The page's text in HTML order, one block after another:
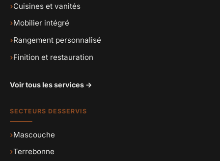
›Cuisines et vanités
›Mobilier intégré
›Rangement personnalisé
›Finition et restauration
Voir tous les services →
SECTEURS DESSERVIS
›Mascouche
›Terrebonne